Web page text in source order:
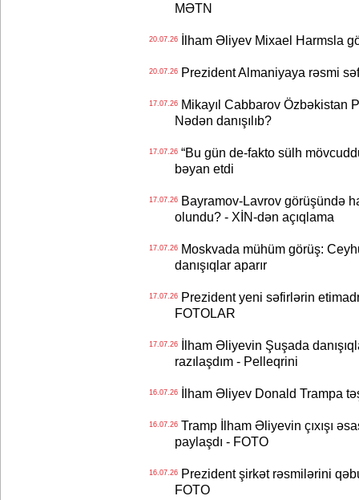
MƏTN
20.07.26İlham Əliyev Mixael Harmsla
20.07.26Prezident Almaniyaya rəsmi
17.07.26Mikayıl Cabbarov Özbəkistan
Nədən danışılıb?
17.07.26“Bu gün de-fakto sülh
bəyan etdi
17.07.26Bayramov-Lavrov görüşündə
olundu? - XİN-dən açıqlama
17.07.26Moskvada mühüm görüş:
danışıqlar aparır
17.07.26Prezident yeni səfirlərin
FOTOLAR
17.07.26İlham Əliyevin Şuşada
razılaşdım - Pelleqrini
16.07.26İlham Əliyev Donald Trampa
16.07.26Tramp İlham Əliyevin çıxışı
paylaşdı - FOTO
16.07.26Prezident şirkət rəsmilərini
FOTO